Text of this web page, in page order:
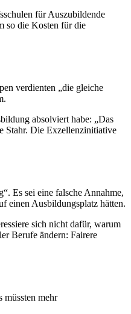
für Auszubildende
so die Kosten für die
verdienten „die gleiche
absolviert habe: „Das
Stahr. Die Exzellenzinitiative
Es sei eine falsche Annahme,
einen Ausbildungsplatz hätten.
sich nicht dafür, warum
Berufe ändern: Fairere
müssten mehr